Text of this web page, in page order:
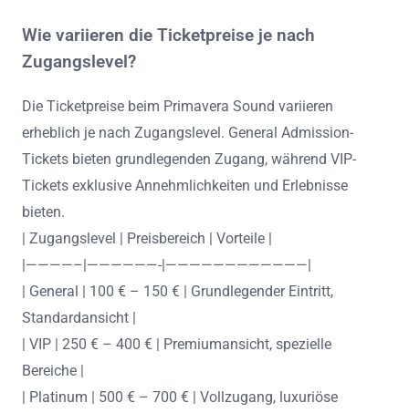
Wie variieren die Ticketpreise je nach
Zugangslevel?
Die Ticketpreise beim Primavera Sound variieren
erheblich je nach Zugangslevel. General Admission-
Tickets bieten grundlegenden Zugang, während VIP-
Tickets exklusive Annehmlichkeiten und Erlebnisse
bieten.
| Zugangslevel | Preisbereich | Vorteile |
|————–|——————-|————————————|
| General | 100 € – 150 € | Grundlegender Eintritt,
Standardansicht |
| VIP | 250 € – 400 € | Premiumansicht, spezielle
Bereiche |
| Platinum | 500 € – 700 € | Vollzugang, luxuriöse